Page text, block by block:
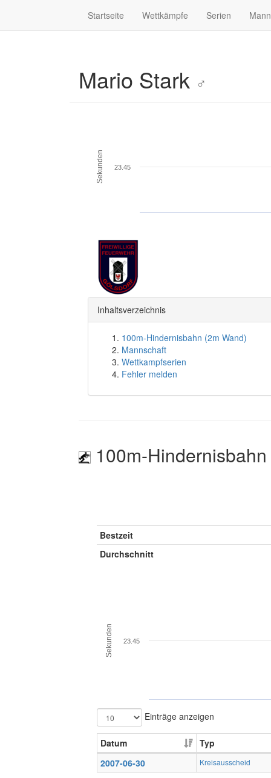
Startseite Wettkämpfe Serien
Mario Stark ♂
Sekunden 23.45
Inhaltsverzeichnis
100m-Hindernisbahn (2m Wand)
Mannschaft
Wettkampfserien
Fehler melden
100m-
Bestzeit
Durchschnitt
Sekunden 23.45
Einträge anzeigen
Datum
Typ
2007-06-30
Kreisausscheid